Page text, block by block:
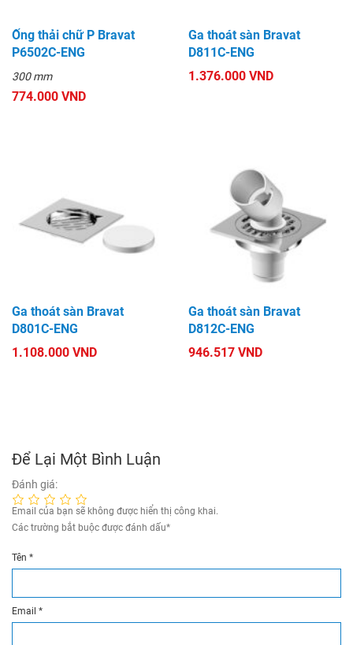
Ống thải chữ P Bravat
P6502C-ENG
300 mm
774.000 VND
Ga thoát sàn Bravat
D811C-ENG
1.376.000 VND
Ga thoát sàn Bravat
D801C-ENG
1.108.000 VND
Ga thoát sàn Bravat
D812C-ENG
946.517 VND
Để Lại Một Bình Luận
Đánh giá:
Email của bạn sẽ không được hiển thị công khai.
Các trường bắt buộc được đánh dấu*
Tên *
Email *